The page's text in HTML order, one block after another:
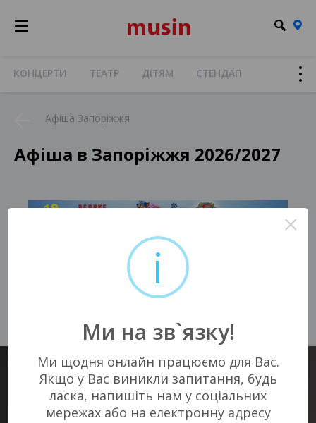
КОНЦЕРТИ ТЕАТР ДІТЯМ СТЕНДАП
Афіша Запоріжжя
Афіша в Запоріжжя 2026/2027
у Вашому місті :(
КВИТКОВИЙ СЕРВІС #1 В ЗАПОРІЖЖІ
КВИТКИ НА ВСІ ЗАХОДИ МІСТА У НАС!
i
Ми на зв`язку!
×
Ми щодня онлайн працюємо для Вас.
Якщо у Вас виникли запитання, будь
ласка, напишіть нам у соціальних
мережах або на електронну адресу